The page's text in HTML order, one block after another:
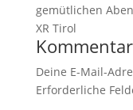
gemütlichen
XR Tirol
Deine E-Mail-
Erforderliche